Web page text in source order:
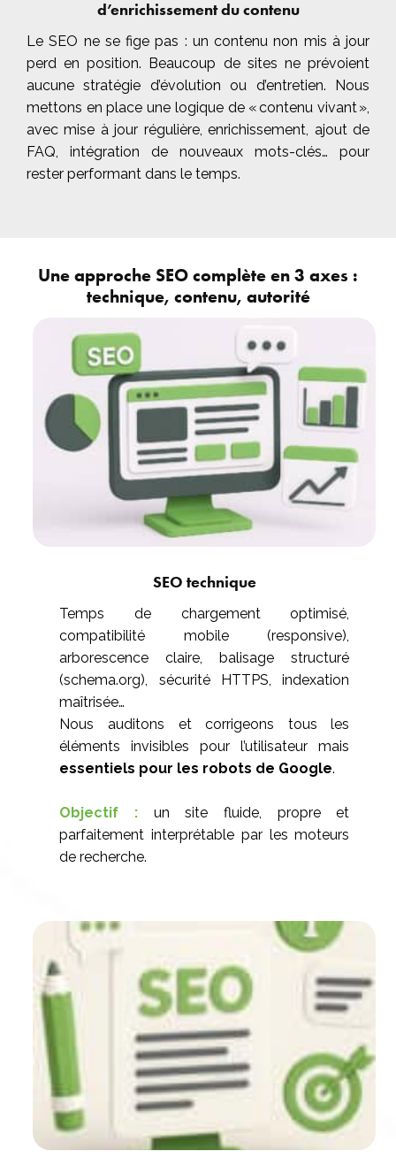
d’enrichissement du contenu
Le SEO ne se fige pas : un contenu non mis à jour
perd en position. Beaucoup de sites ne prévoient
aucune stratégie d’évolution ou d’entretien. Nous
mettons en place une logique de « contenu vivant »,
avec mise à jour régulière, enrichissement, ajout de
FAQ, intégration de nouveaux mots-clés… pour
rester performant dans le temps.
Une approche SEO complète en 3 axes :
technique, contenu, autorité
SEO technique
Temps de chargement optimisé,
compatibilité mobile (responsive),
arborescence claire, balisage structuré
(schema.org), sécurité HTTPS, indexation
maîtrisée…
Nous auditons et corrigeons tous les
éléments invisibles pour l’utilisateur mais
essentiels pour les robots de Google.
Objectif : un site fluide, propre et
parfaitement interprétable par les moteurs
de recherche.